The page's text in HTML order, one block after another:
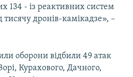
134 - із реактивних систем
дронів-камікадзе», –
оборони відбили 49 атак
Курахового, Дачного,